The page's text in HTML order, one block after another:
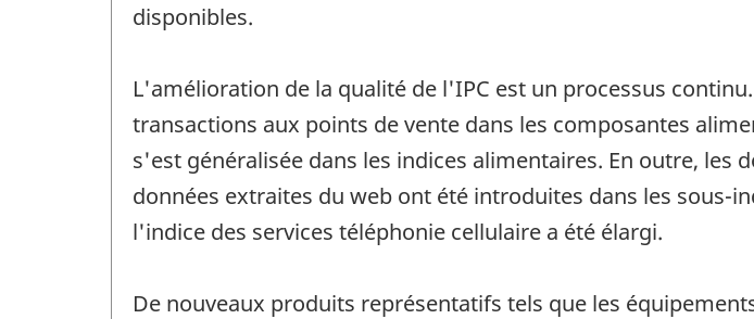
disponibles.
L'amélioration de la qualité de l'IPC est un processus
transactions aux points de vente dans les composantes
s'est généralisée dans les indices alimentaires. En outre, les
données extraites du web ont été introduites dans les sous-
l'indice des services téléphonie cellulaire a été élargi.
De nouveaux produits représentatifs tels que les